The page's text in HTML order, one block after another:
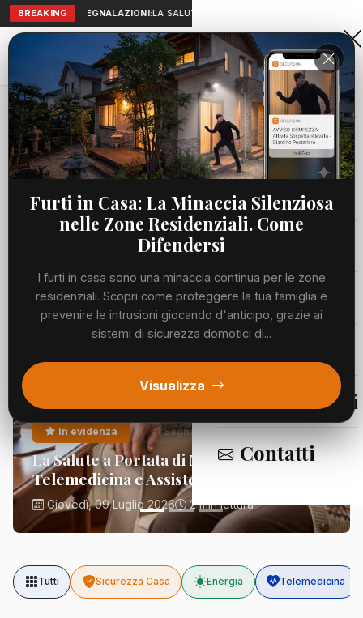
BREAKING SEGNALAZIONI:LA SALUTE A PORTATA DI MANO:
Aranova • NET
PORTALE UTILE AL TERRITORIO
Home
Cronaca
Viabilità
Meteo
Segnalazioni
Contatti
Furti in Casa: La Minaccia Silenziosa
nelle Zone Residenziali. Come
Difendersi
I furti in casa sono una minaccia continua per le zone
residenziali. Scopri come proteggere la tua famiglia e
prevenire le intrusioni giocando d'anticipo, grazie ai
sistemi di sicurezza domotici di...
Visualizza
In evidenza Segnalazioni
La Salute a Portata di Mano:
Telemedicina e Assistenza Domiciliare
Giovedì, 09 Luglio 2026 2 min lettura
Tutti Sicurezza Casa Energia Telemedicina